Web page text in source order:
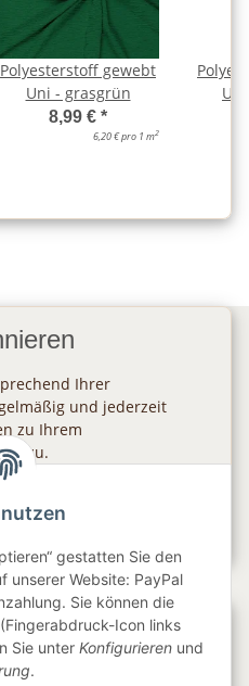
Polyesterstoff gewebt
Uni - grasgrün
8,99 € *
6,20 € pro 1 m2
Ihrer
und jederzeit
zu Ihrem
zu.
gestatten Sie den
unserer Website: PayPal
Sie können die
Icon links
Sie unter Konfigurieren und
.